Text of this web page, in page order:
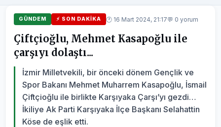
GÜNDEM ⚡ SON DAKIKA 🕐 16 Mart 2024, 21:17💬 0 yorum
Çiftçioğlu, Mehmet Kasapoğlu ile
çarşıyı dolaştı...
İzmir Milletvekili, bir önceki dönem Gençlik ve
Spor Bakanı Mehmet Muharrem Kasapoğlu, İsmail
Çiftçioğlu ile birlikte Karşıyaka Çarşı’yı gezdi…
İkiliye Ak Parti Karşıyaka İlçe Başkanı Selahattin
Köse de eşlik etti.